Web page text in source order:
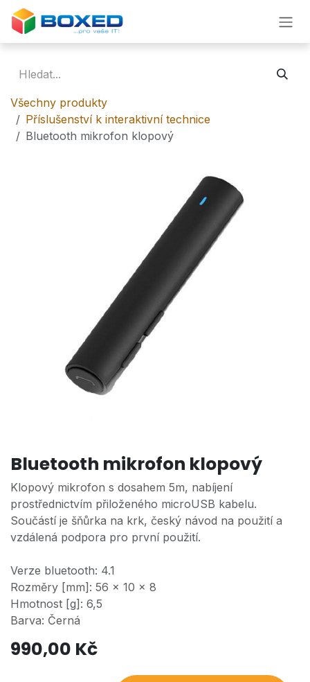
Přejít na obsah
Všechny produkty
Příslušenství k interaktivní technice
Bluetooth mikrofon klopový
Bluetooth mikrofon klopový
Klopový mikrofon s dosahem 5m, nabíjení
prostřednictvím přiloženého microUSB kabelu.
Součástí je šňůrka na krk, český návod na použití a
vzdálená podpora pro první použití.
Verze bluetooth: 4.1
Rozměry [mm]: 56 x 10 x 8
Hmotnost [g]: 6,5
Barva: Černá
990,00 Kč